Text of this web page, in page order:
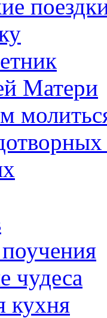
Матери
чудеса
кухня